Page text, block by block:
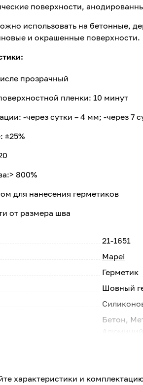
поверхности,
использовать на бетонные,
и окрашенные поверхности.
прозрачный
пленки: 10 минут
-через сутки – 4 мм; -через 7
±25%
800%
для нанесения герметиков
от размера шва
21-1651
Mapei
Герметик
Шовный
Бетон,
Кухня,
характеристики и